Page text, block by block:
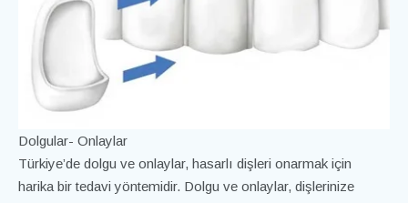
Dolgular- Onlaylar
Türkiye’de dolgu ve onlaylar, hasarlı dişleri onarmak için
harika bir tedavi yöntemidir. Dolgu ve onlaylar, dişlerinize